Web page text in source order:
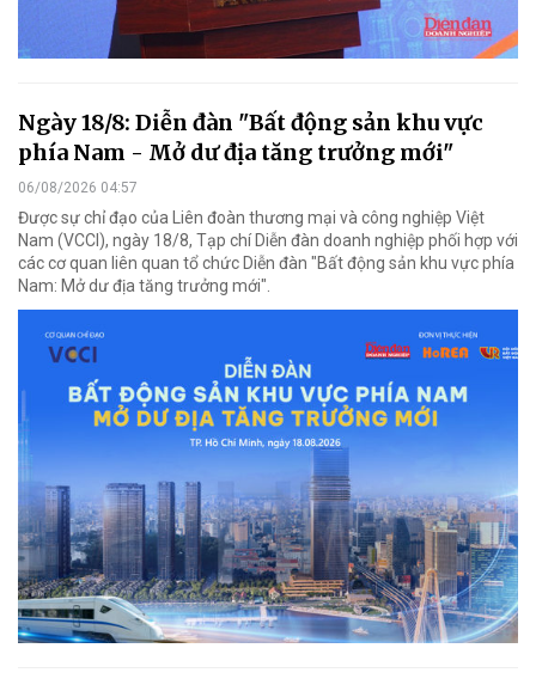
Ngày 18/8: Diễn đàn "Bất động sản khu vực
phía Nam - Mở dư địa tăng trưởng mới"
06/08/2026 04:57
Được sự chỉ đạo của Liên đoàn thương mại và công nghiệp Việt
Nam (VCCI), ngày 18/8, Tạp chí Diễn đàn doanh nghiệp phối hợp với
các cơ quan liên quan tổ chức Diễn đàn "Bất động sản khu vực phía
Nam: Mở dư địa tăng trưởng mới".